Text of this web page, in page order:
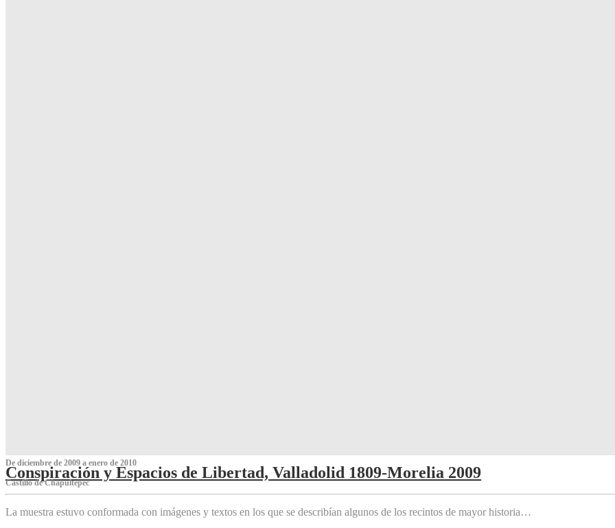
De diciembre de 2009 a enero de 2010
Conspiración y Espacios de Libertad, Valladolid 1809-Morelia 2009
Castillo de Chapultepec
La muestra estuvo conformada con imágenes y textos en los que se describían algunos de los recintos de mayor historia…